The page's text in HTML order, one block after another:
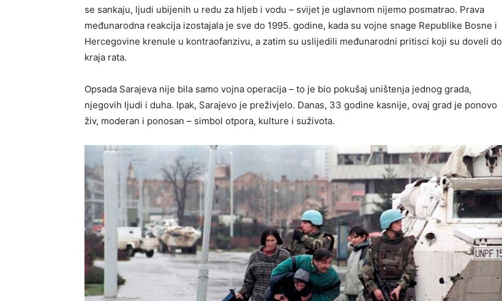
se sankaju, ljudi ubijenih u redu za hljeb i vodu – svijet je uglavnom nijemo posmatrao. Prava
međunarodna reakcija izostajala je sve do 1995. godine, kada su vojne snage Republike Bosne i
Hercegovine krenule u kontraofanzivu, a zatim su uslijedili međunarodni pritisci koji su doveli do
kraja rata.
Opsada Sarajeva nije bila samo vojna operacija – to je bio pokušaj uništenja jednog grada,
njegovih ljudi i duha. Ipak, Sarajevo je preživjelo. Danas, 33 godine kasnije, ovaj grad je ponovo
živ, moderan i ponosan – simbol otpora, kulture i suživota.